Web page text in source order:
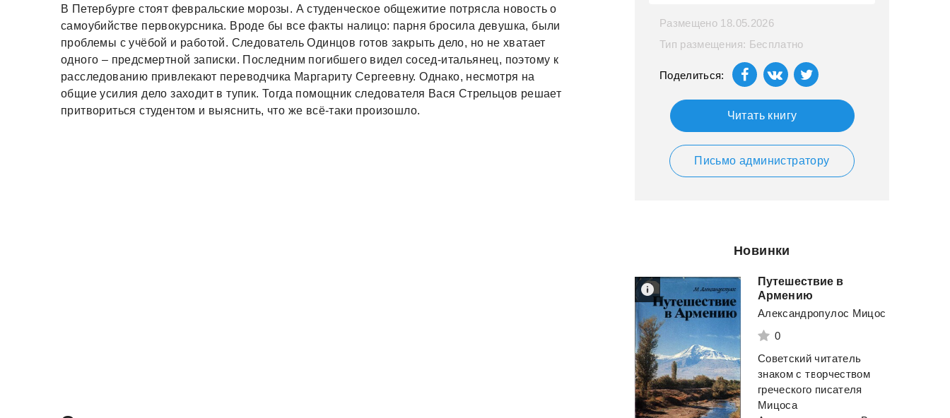
В Петербурге стоят февральские морозы. А студенческое общежитие потрясла новость о
самоубийстве первокурсника. Вроде бы все факты налицо: парня бросила девушка, были
проблемы с учёбой и работой. Следователь Одинцов готов закрыть дело, но не хватает
одного – предсмертной записки. Последним погибшего видел сосед-итальянец, поэтому к
расследованию привлекают переводчика Маргариту Сергеевну. Однако, несмотря на
общие усилия дело заходит в тупик. Тогда помощник следователя Вася Стрельцов решает
притвориться студентом и выяснить, что же всё-таки произошло.
Размещено 18.05.2026
Тип размещения: Бесплатно
Поделиться:
Читать книгу
Письмо администратору
Новинки
Путешествие в
Армению
Александропулос Мицос
0
Советский читатель
знаком с творчеством
греческого писателя
Мицоса